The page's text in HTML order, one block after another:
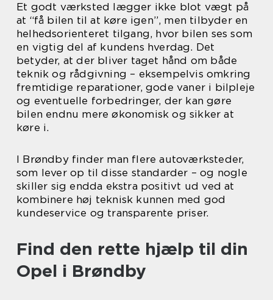
Et godt værksted lægger ikke blot vægt på
at “få bilen til at køre igen”, men tilbyder en
helhedsorienteret tilgang, hvor bilen ses som
en vigtig del af kundens hverdag. Det
betyder, at der bliver taget hånd om både
teknik og rådgivning – eksempelvis omkring
fremtidige reparationer, gode vaner i bilpleje
og eventuelle forbedringer, der kan gøre
bilen endnu mere økonomisk og sikker at
køre i.
I Brøndby finder man flere autoværksteder,
som lever op til disse standarder – og nogle
skiller sig endda ekstra positivt ud ved at
kombinere høj teknisk kunnen med god
kundeservice og transparente priser.
Find den rette hjælp til din
Opel i Brøndby